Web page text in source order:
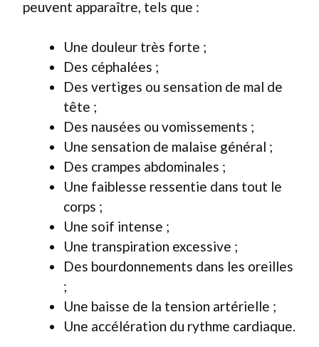
peuvent apparaître, tels que :
Une douleur très forte ;
Des céphalées ;
Des vertiges ou sensation de mal de
tête ;
Des nausées ou vomissements ;
Une sensation de malaise général ;
Des crampes abdominales ;
Une faiblesse ressentie dans tout le
corps ;
Une soif intense ;
Une transpiration excessive ;
Des bourdonnements dans les oreilles
;
Une baisse de la tension artérielle ;
Une accélération du rythme cardiaque.